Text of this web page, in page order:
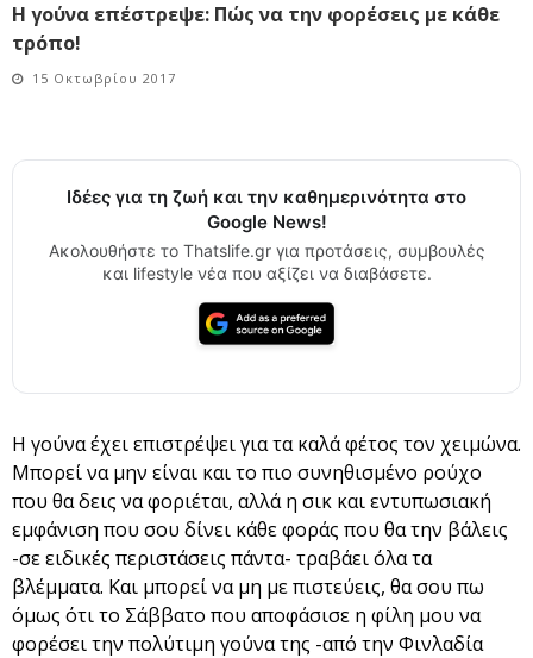
Η γούνα επέστρεψε: Πώς να την φορέσεις με κάθε
τρόπο!
15 Οκτωβρίου 2017
Ιδέες για τη ζωή και την καθημερινότητα στο
Google News!
Ακολουθήστε το Thatslife.gr για προτάσεις, συμβουλές
και lifestyle νέα που αξίζει να διαβάσετε.
Η γούνα έχει επιστρέψει για τα καλά φέτος τον χειμώνα.
Μπορεί να μην είναι και το πιο συνηθισμένο ρούχο
που θα δεις να φοριέται, αλλά η σικ και εντυπωσιακή
εμφάνιση που σου δίνει κάθε φοράς που θα την βάλεις
-σε ειδικές περιστάσεις πάντα- τραβάει όλα τα
βλέμματα. Και μπορεί να μη με πιστεύεις, θα σου πω
όμως ότι το Σάββατο που αποφάσισε η φίλη μου να
φορέσει την πολύτιμη γούνα της -από την Φινλαδία